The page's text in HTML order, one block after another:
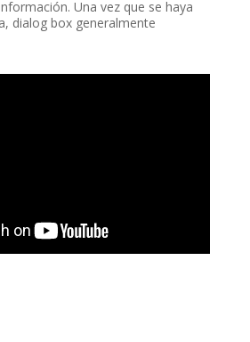
Una vez que se haya
dialog box generalmente